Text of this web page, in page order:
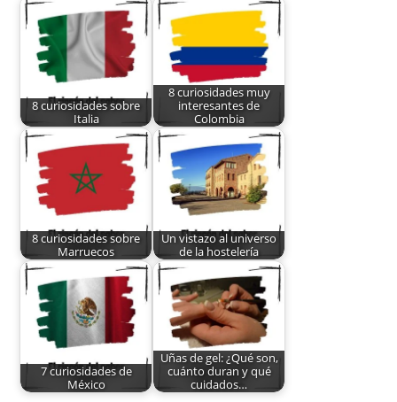
8 curiosidades sobre
Italia
8 curiosidades muy
interesantes de
Colombia
8 curiosidades sobre
Marruecos
Un vistazo al universo
de la hostelería
7 curiosidades de
México
Uñas de gel: ¿Qué son,
cuánto duran y qué
cuidados…